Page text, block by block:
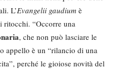
L’Evangelii gaudium è
ritocchi. “Occorre una
, che non può lasciare le
appello è un “rilancio di una
perché le gioiose novità del